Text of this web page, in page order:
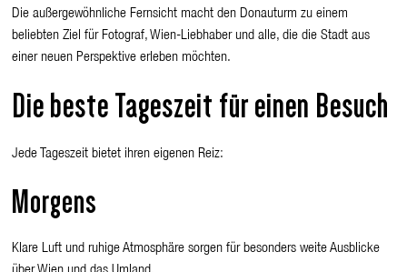
Die außergewöhnliche Fernsicht macht den Donauturm zu einem
beliebten Ziel für Fotograf, Wien-Liebhaberund alle, die die Stadt aus
einer neuen Perspektive erleben möchten.
Die beste Tageszeit für einen Besuch
Jede Tageszeit bietet ihren eigenen Reiz:
Morgens
Klare Luft und ruhige Atmosphäre sorgen für besonders weite Ausblicke